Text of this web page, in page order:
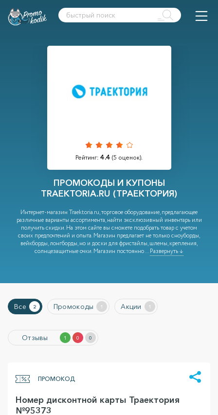
Рейтинг: 4.4 (5 оценок).
ПРОМОКОДЫ И КУПОНЫ
TRAEKTORIA.RU (ТРАЕКТОРИЯ)
Интернет-магазин Traektoria.ru, торговое оборудование, предлагающее
различные варианты ассортимента, найти эксклюзивный инвентарь или
получить скидки. На этом сайте вы сможете подобрать товар с учетом
своих предпочтений и опыта. Магазин предлагает не только сноуборды,
вейкборды, лонгборды, но и доски для фристайлы, шлемы, крепления,
солнцезащитные очки. Магазин постоянно...Развернуть ↓
Все 2 Промокоды 1 Акции 1
Отзывы 1 0 0
ПРОМОКОД
Номер дисконтной карты Траектория
№95373